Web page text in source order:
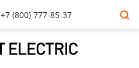
+7 (800) 777-85-37